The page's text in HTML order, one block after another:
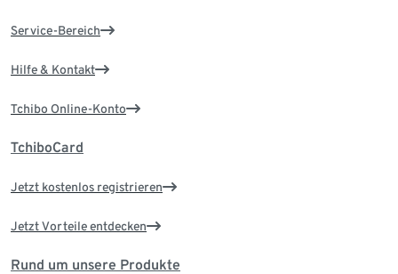
Service-Bereich
Hilfe & Kontakt
Tchibo Online-Konto
TchiboCard
Jetzt kostenlos registrieren
Jetzt Vorteile entdecken
Rund um unsere Produkte